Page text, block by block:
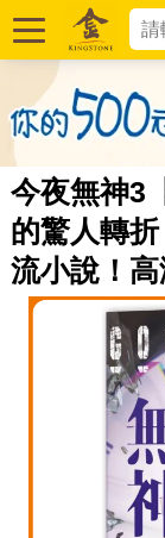
今夜無神3
的驚人轉
流小說！高